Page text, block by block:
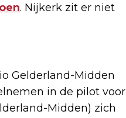
. Nijkerk zit er niet
Gelderland-Midden
in de pilot voor
Midden) zich